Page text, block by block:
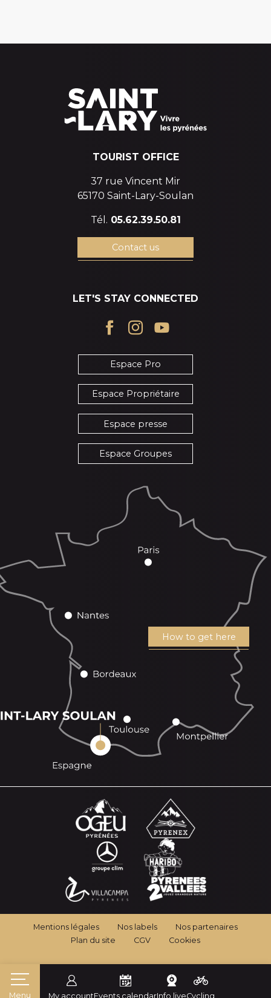
My accountEvents calendarInfo liveCycling
Menu
TOURIST OFFICE
37 rue Vincent Mir
65170 Saint-Lary-Soulan
Tél. 05.62.39.50.81
Contact us
LET'S STAY CONNECTED
Espace Pro
Espace Propriétaire
Espace presse
Espace Groupes
How to get here
Mentions légales Nos labels
Nos partenaires
Plan du site
CGV Cookies